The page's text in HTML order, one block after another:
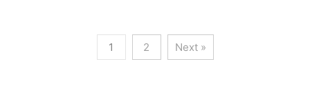
1 2 Next »